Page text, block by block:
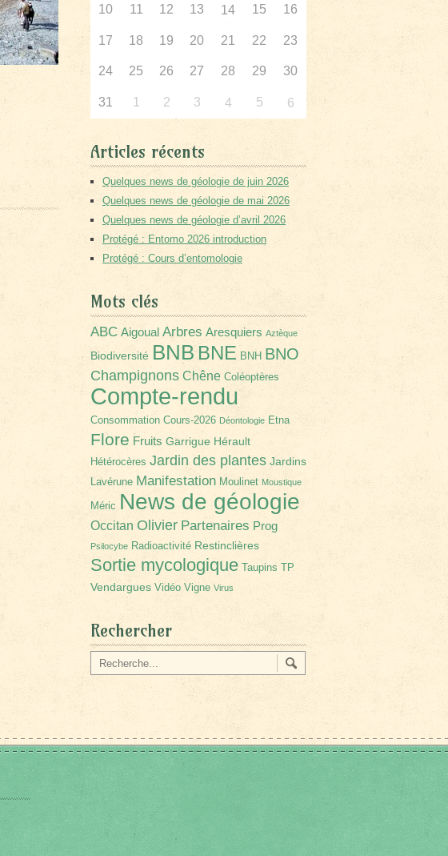
10 11 12 13 14 15 16
17 18 19 20 21 22 23
24 25 26 27 28 29 30
31 1 2 3 4 5 6
Articles récents
Quelques news de géologie de juin 2026
Quelques news de géologie de mai 2026
Quelques news de géologie d’avril 2026
Protégé : Entomo 2026 introduction
Protégé : Cours d’entomologie
Mots clés
ABC Aigoual Arbres Aresquiers Aztèque
Biodiversité BNB BNE BNH BNO
Champignons Chêne Coléoptères
Compte-rendu
Consommation Cours-2026 Déontologie Etna
Flore Fruits Garrigue Hérault
Hétérocères Jardin des plantes Jardins
Lavérune Manifestation Moulinet Moustique
Méric News de géologie
Occitan Olivier Partenaires Prog
Psilocybe Radioactivité Restinclières
Sortie mycologique Taupins TP
Vendargues Vidéo Vigne Virus
Rechercher